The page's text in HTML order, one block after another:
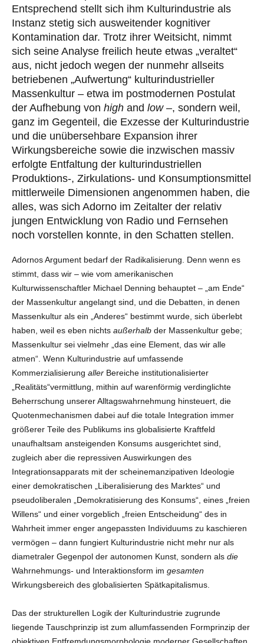
Entsprechend stellt sich ihm Kulturindustrie als
Instanz stetig sich ausweitender kognitiver
Kontamination dar. Trotz ihrer Weitsicht, nimmt
sich seine Analyse freilich heute etwas „veraltet“
aus, nicht jedoch wegen der nunmehr allseits
betriebenen „Aufwertung“ kulturindustrieller
Massenkultur – etwa im postmodernen Postulat
der Aufhebung von high and low –, sondern weil,
ganz im Gegenteil, die Exzesse der Kulturindustrie
und die unübersehbare Expansion ihrer
Wirkungsbereiche sowie die inzwischen massiv
erfolgte Entfaltung der kulturindustriellen
Produktions-, Zirkulations- und Konsumptionsmittel
mittlerweile Dimensionen angenommen haben, die
alles, was sich Adorno im Zeitalter der relativ
jungen Entwicklung von Radio und Fernsehen
noch vorstellen konnte, in den Schatten stellen.
Adornos Argument bedarf der Radikalisierung. Denn wenn es
stimmt, dass wir – wie vom amerikanischen
Kulturwissenschaftler Michael Denning behauptet – „am Ende“
der Massenkultur angelangt sind, und die Debatten, in denen
Massenkultur als ein „Anderes“ bestimmt wurde, sich überlebt
haben, weil es eben nichts außerhalb der Massenkultur gebe;
Massenkultur sei vielmehr „das eine Element, das wir alle
atmen“. Wenn Kulturindustrie auf umfassende
Kommerzialisierung aller Bereiche institutionalisierter
„Realitäts“vermittlung, mithin auf warenförmig verdinglichte
Beherrschung unserer Alltagswahrnehmung hinsteuert, die
Quotenmechanismen dabei auf die totale Integration immer
größerer Teile des Publikums ins globalisierte Kraftfeld
unaufhaltsam ansteigenden Konsums ausgerichtet sind,
zugleich aber die repressiven Auswirkungen des
Integrationsapparats mit der scheinemanzipativen Ideologie
einer demokratischen „Liberalisierung des Marktes“ und
pseudoliberalen „Demokratisierung des Konsums“, eines „freien
Willens“ und einer vorgeblich „freien Entscheidung“ des in
Wahrheit immer enger angepassten Individuums zu kaschieren
vermögen – dann fungiert Kulturindustrie nicht mehr nur als
diametraler Gegenpol der autonomen Kunst, sondern als die
Wahrnehmungs- und Interaktionsform im gesamten
Wirkungsbereich des globalisierten Spätkapitalismus.
Das der strukturellen Logik der Kulturindustrie zugrunde
liegende Tauschprinzip ist zum allumfassenden Formprinzip der